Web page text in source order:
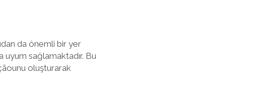
da önemli bir yer
sağlamaktadır. Bu
oluşturarak